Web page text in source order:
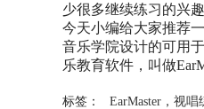
少很多继续练习的兴
今天小编给大家推荐
音乐学院设计的可用
乐教育软件，叫做
标签： EarMaster， 视唱